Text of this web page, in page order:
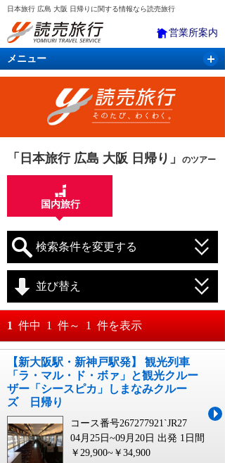
日本旅行 広島 大阪 日帰りに関する情報なら読売旅行
営業所案内
メニュー
国内旅行 バスツアー 海外旅行
「日本旅行 広島 大阪 日帰り」 のツアー
国内旅行
検索条件を変更する
月 日～
月 日
並び替え
おすすめ順
料金が安い順
料金が高い順
1 件中 1 件～ 1 件を表示
【新大阪駅・新神戸駅発】 観光列車
「ラ・マル・ド・ボァ」と観光クルー
ザー「シースピカ」しまなみクルー
ズ 日帰り
コース番号267277921`JR27
04月25日~09月20日 出発 1日間
￥29,900~￥34,900